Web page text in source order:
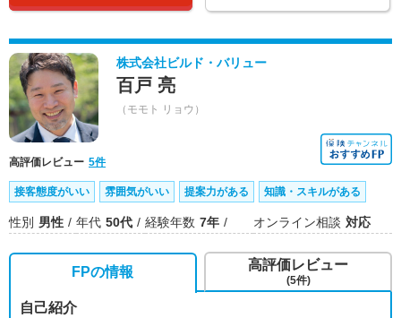
株式会社ビルド・バリュー
百戸 亮
（モモト リョウ）
高評価レビュー 5件
接客態度がいい 雰囲気がいい 提案力がある 知識・スキルがある
性別 男性 年代 50代 経験年数 7年 オンライン相談 対応
FPの情報
自己紹介
高評価レビュー
(5件)